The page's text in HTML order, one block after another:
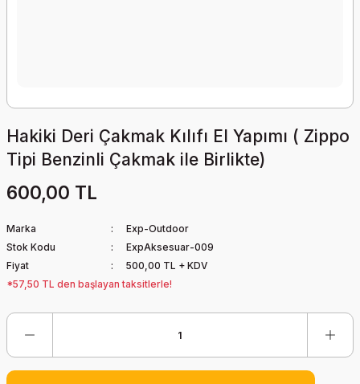
Hakiki Deri Çakmak Kılıfı El Yapımı ( Zippo
Tipi Benzinli Çakmak ile Birlikte)
600,00 TL
Marka
Exp-Outdoor
Stok Kodu
ExpAksesuar-009
Fiyat
500,00 TL + KDV
*57,50 TL den başlayan taksitlerle!